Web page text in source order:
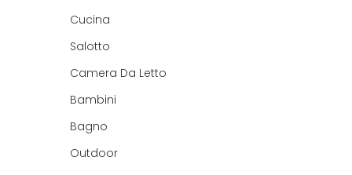
Cucina
Salotto
Camera Da Letto
Bambini
Bagno
Outdoor